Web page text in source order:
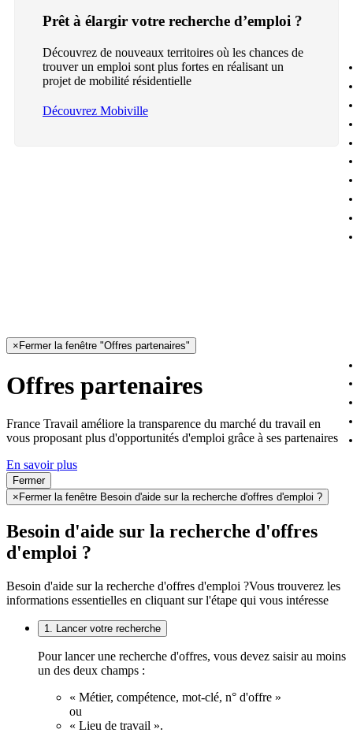
Prêt à élargir votre recherche d’emploi ?
Découvrez de nouveaux territoires où les chances de
trouver un emploi sont plus fortes en réalisant un
projet de mobilité résidentielle
Découvrez Mobiville
× Fermer la fenêtre "Offres partenaires"
Offres partenaires
France Travail améliore la transparence du marché du travail en
vous proposant plus d'opportunités d'emploi grâce à ses partenaires
En savoir plus
Fermer
× Fermer la fenêtre Besoin d'aide sur la recherche d'offres d'emploi ?
Besoin d'aide sur la recherche d'offres
d'emploi ?
Besoin d'aide sur la recherche d'offres d'emploi ?Vous trouverez les
informations essentielles en cliquant sur l'étape qui vous intéresse
1. Lancer votre recherche
Pour lancer une recherche d'offres, vous devez saisir au moins
un des deux champs :
« Métier, compétence, mot-clé, n° d'offre »
ou
« Lieu de travail ».